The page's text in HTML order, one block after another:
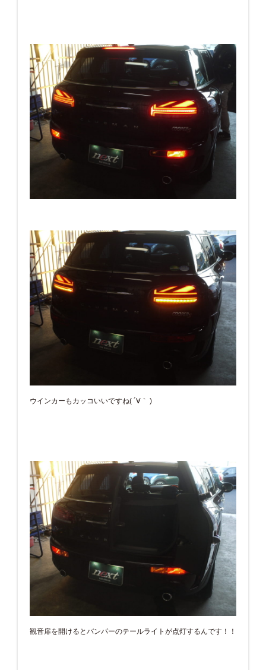
ウインカーもカッコいいですね( ´∀｀ )
観音扉を開けるとバンパーのテールライトが点灯するんです！！